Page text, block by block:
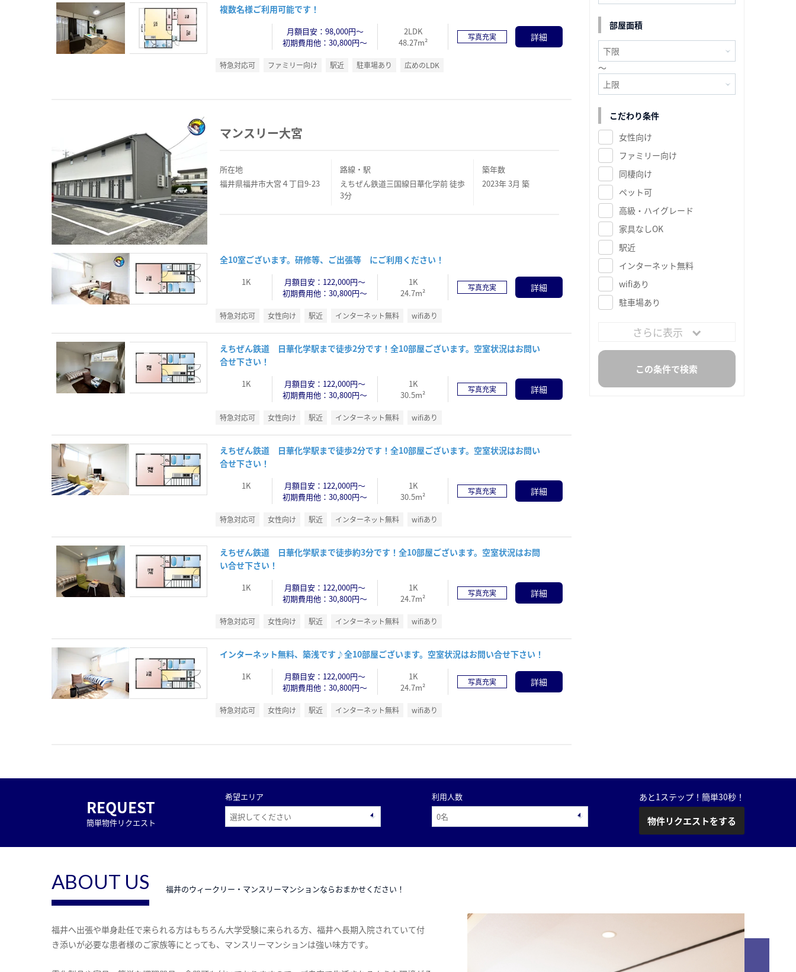
複数名様ご利用可能です！
月額目安：98,000円～
初期費用他：30,800円～
2LDK
48.27m²
写真充実 詳細
特急対応可 ファミリー向け 駅近 駐車場あり 広めのLDK
マンスリー大宮
所在地
福井県福井市大宮４丁目9-23
路線・駅
えちぜん鉄道三国線日華化学前 徒歩
3分
築年数
2023年 3月 築
全10室ございます。研修等、ご出張等 にご利用ください！
1K
月額目安：122,000円～
初期費用他：30,800円～
1K
24.7m²
写真充実 詳細
特急対応可 女性向け 駅近 インターネット無料 wifiあり
えちぜん鉄道 日華化学駅まで徒歩2分です！全10部屋ございます。空室状況はお問い
合せ下さい！
1K
月額目安：122,000円～
初期費用他：30,800円～
1K
30.5m²
写真充実 詳細
特急対応可 女性向け 駅近 インターネット無料 wifiあり
えちぜん鉄道 日華化学駅まで徒歩2分です！全10部屋ございます。空室状況はお問い
合せ下さい！
1K
月額目安：122,000円～
初期費用他：30,800円～
1K
30.5m²
写真充実 詳細
特急対応可 女性向け 駅近 インターネット無料 wifiあり
えちぜん鉄道 日華化学駅まで徒歩約3分です！全10部屋ございます。空室状況はお問
い合せ下さい！
1K
月額目安：122,000円～
初期費用他：30,800円～
1K
24.7m²
写真充実 詳細
特急対応可 女性向け 駅近 インターネット無料 wifiあり
インターネット無料、築浅です♪全10部屋ございます。空室状況はお問い合せ下さい！
1K
月額目安：122,000円～
初期費用他：30,800円～
1K
24.7m²
写真充実 詳細
特急対応可 女性向け 駅近 インターネット無料 wifiあり
部屋面積
～
こだわり条件
女性向け
ファミリー向け
同棲向け
ペット可
高級・ハイグレード
家具なしOK
駅近
インターネット無料
wifiあり
駐車場あり
さらに表示
REQUEST
簡単物件リクエスト
希望エリア 利用人数 あと1ステップ！簡単30秒！
物件リクエストをする
ABOUT US 福井のウィークリー・マンスリーマンションならおまかせください！
福井へ出張や単身赴任で来られる方はもちろん大学受験に来られる方、福井へ長期入院されていて付
き添いが必要な患者様のご家族等にとっても、マンスリーマンションは強い味方です。